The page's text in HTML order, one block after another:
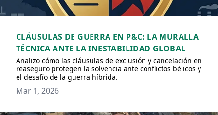
CLÁUSULAS DE GUERRA EN P&C: LA MURALLA
TÉCNICA ANTE LA INESTABILIDAD GLOBAL
Analizo cómo las cláusulas de exclusión y cancelación en
reaseguro protegen la solvencia ante conflictos bélicos y
el desafío de la guerra híbrida.
Mar 1, 2026